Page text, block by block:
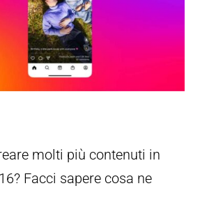
molti più contenuti in
Facci sapere cosa ne